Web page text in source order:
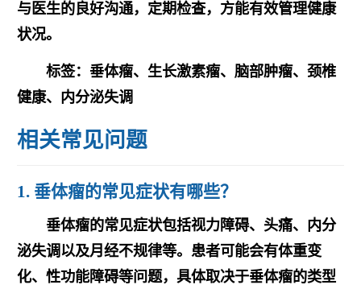
与医生的良好沟通，定期检查，方能有效管理健康
状况。
标签：垂体瘤、生长激素瘤、脑部肿瘤、颈椎
健康、内分泌失调
相关常见问题
1. 垂体瘤的常见症状有哪些？
垂体瘤的常见症状包括视力障碍、头痛、内分
泌失调以及月经不规律等。患者可能会有体重变
化、性功能障碍等问题，具体取决于垂体瘤的类型